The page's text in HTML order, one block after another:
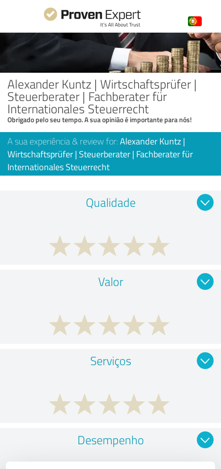
Alexander Kuntz | Wirtschaftsprüfer |
Steuerberater | Fachberater für
Internationales Steuerrecht
Obrigado pelo seu tempo. A sua opinião é importante para nós!
A sua experiência & review for: Alexander Kuntz |
Wirtschaftsprüfer | Steuerberater | Fachberater für
Internationales Steuerrecht
Qualidade
Valor
Serviços
Desempenho